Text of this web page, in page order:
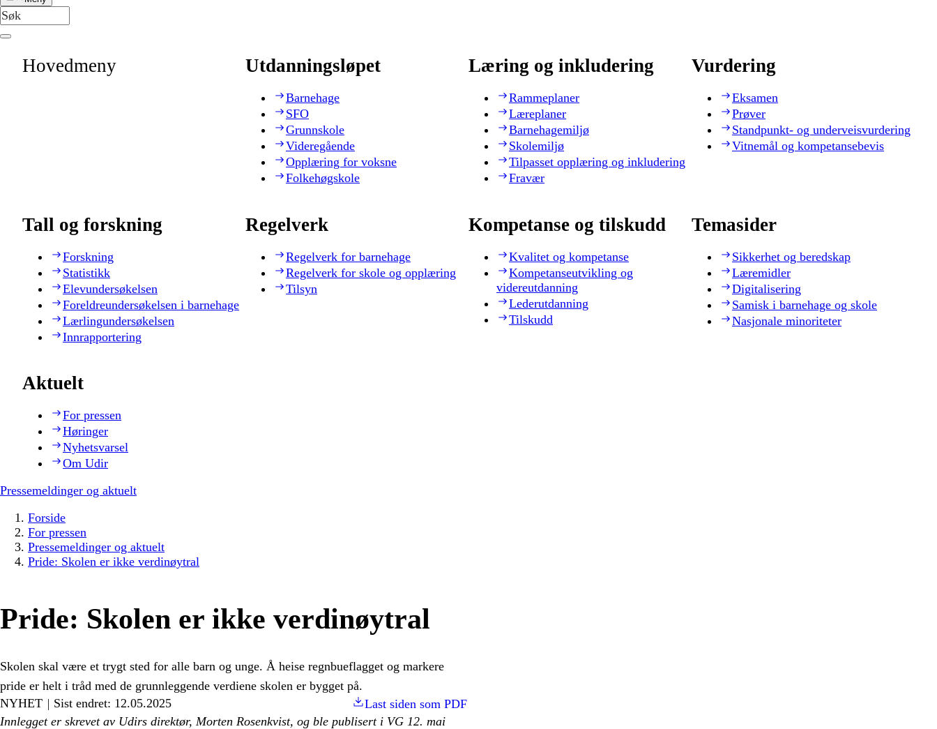
Hovedmeny Utdanningsløpet
Barnehage
SFO
Grunnskole
Videregående
Opplæring for voksne
Folkehøgskole
Læring og inkludering
Rammeplaner
Læreplaner
Barnehagemiljø
Skolemiljø
Tilpasset opplæring og inkludering
Fravær
Vurdering
Eksamen
Prøver
Standpunkt- og underveisvurdering
Vitnemål og kompetansebevis
Tall og forskning
Forskning
Statistikk
Elevundersøkelsen
Foreldreundersøkelsen i barnehage
Lærlingundersøkelsen
Innrapportering
Regelverk
Regelverk for barnehage
Regelverk for skole og opplæring
Tilsyn
Kompetanse og tilskudd
Kvalitet og kompetanse
Kompetanseutvikling og
videreutdanning
Lederutdanning
Tilskudd
Temasider
Sikkerhet og beredskap
Læremidler
Digitalisering
Samisk i barnehage og skole
Nasjonale minoriteter
Aktuelt
For pressen
Høringer
Nyhetsvarsel
Om Udir
Pressemeldinger og aktuelt
Forside
For pressen
Pressemeldinger og aktuelt
Pride: Skolen er ikke verdinøytral
Pride: Skolen er ikke verdinøytral
Skolen skal være et trygt sted for alle barn og unge. Å heise regnbueflagget og markere
pride er helt i tråd med de grunnleggende verdiene skolen er bygget på.
NYHET
Sist endret: 12.05.2025
Last siden som PDF
Innlegget er skrevet av Udirs direktør, Morten Rosenkvist, og ble publisert i VG 12. mai